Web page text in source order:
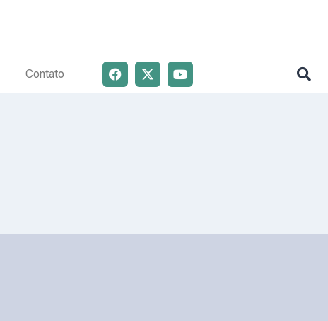
Contato